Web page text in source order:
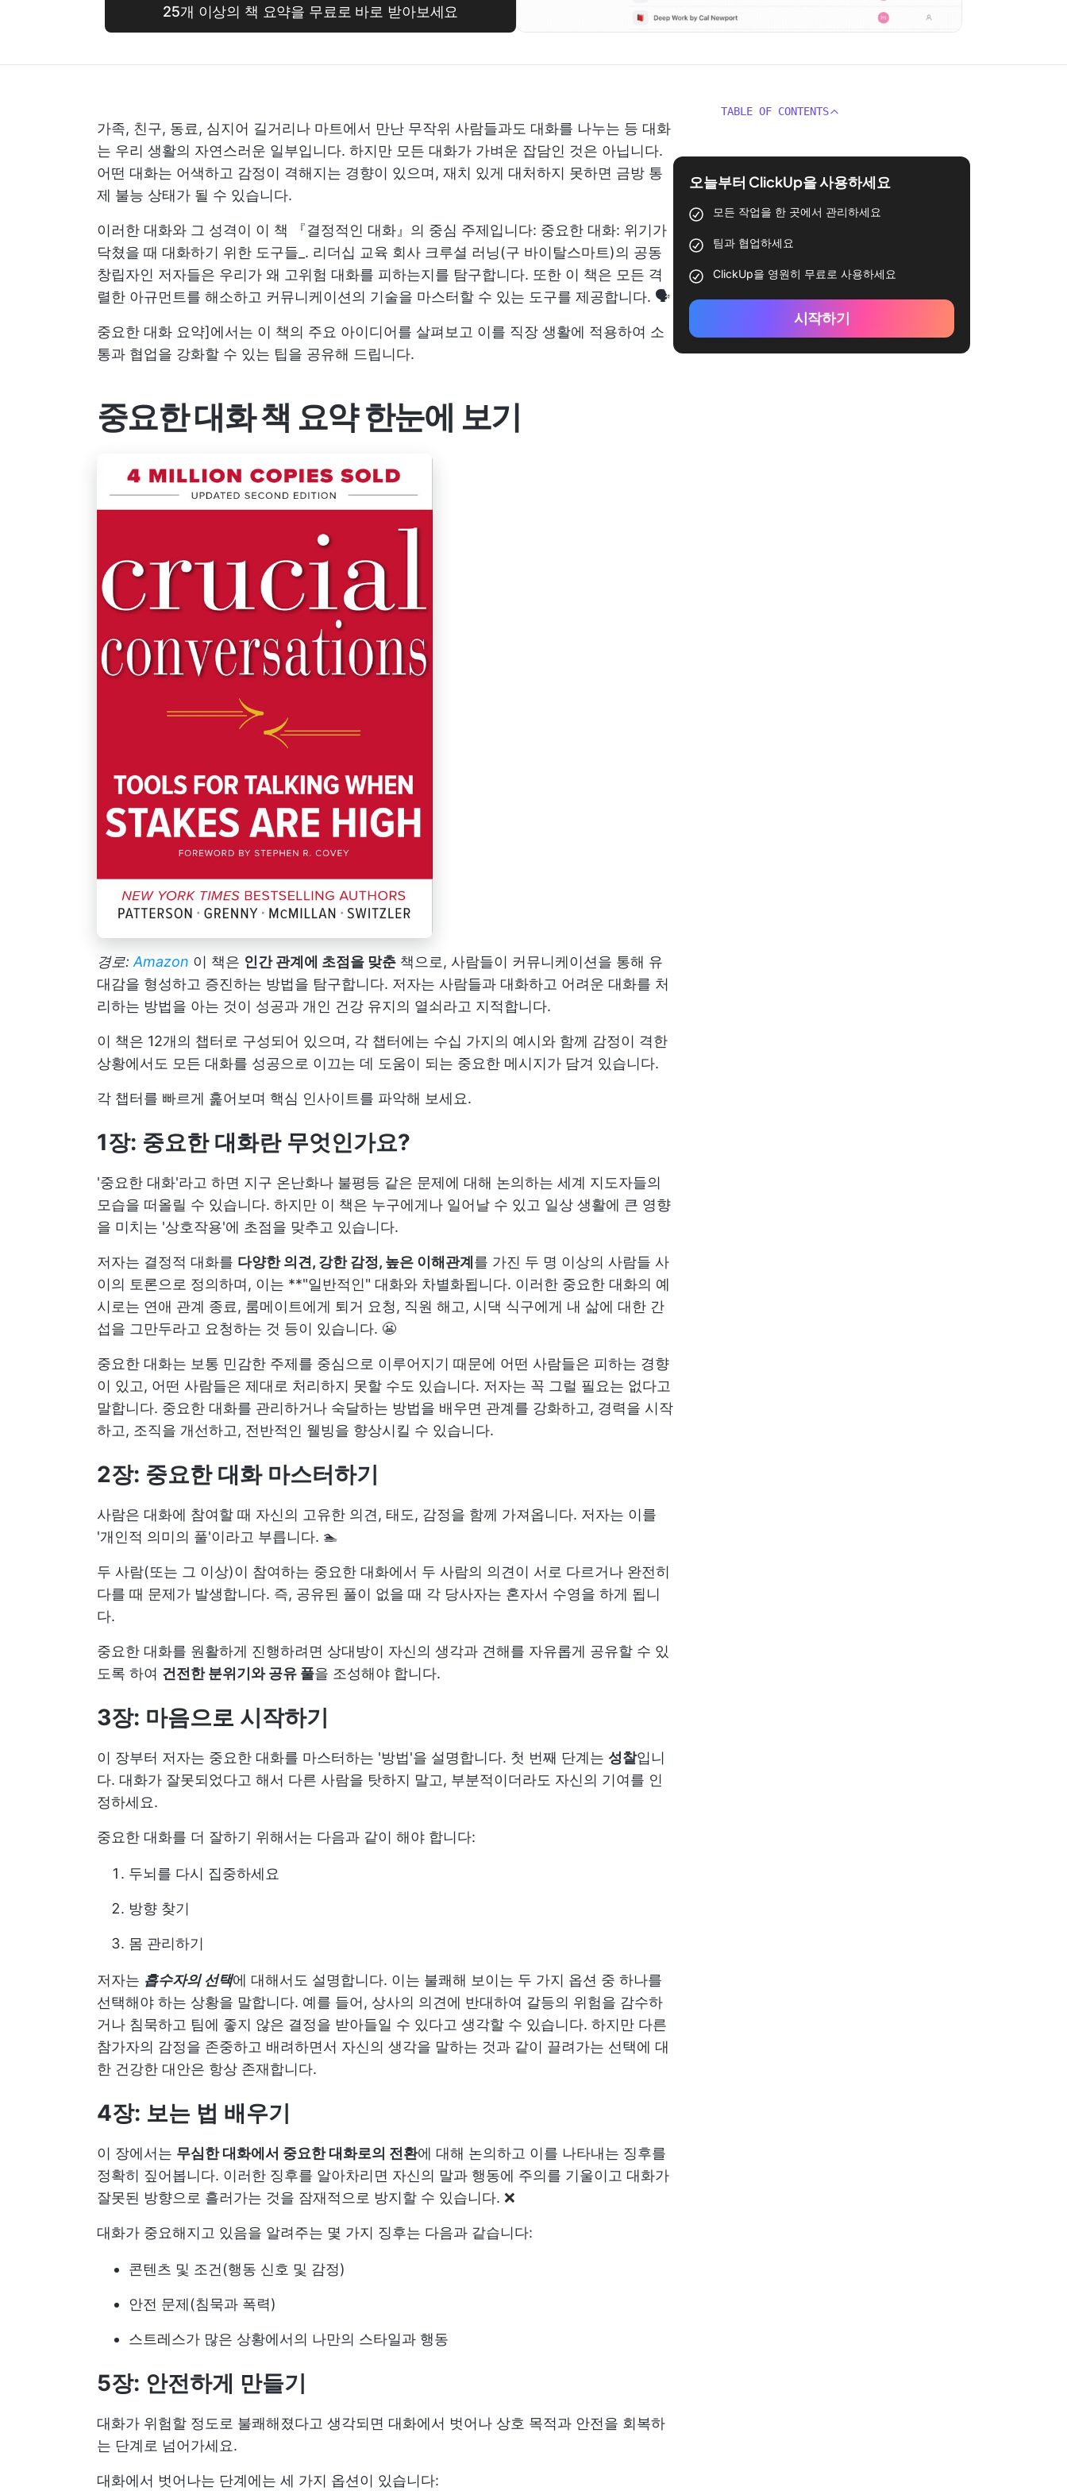
25개 이상의 책 요약을 무료로 바로 받아보세요
가족, 친구, 동료, 심지어 길거리나 마트에서 만난 무작위 사람들과도 대화를 나누는 등 대화
는 우리 생활의 자연스러운 일부입니다. 하지만 모든 대화가 가벼운 잡담인 것은 아닙니다.
어떤 대화는 어색하고 감정이 격해지는 경향이 있으며, 재치 있게 대처하지 못하면 금방 통
제 불능 상태가 될 수 있습니다.
이러한 대화와 그 성격이 이 책 『결정적인 대화』의 중심 주제입니다: 중요한 대화: 위기가
닥쳤을 때 대화하기 위한 도구들_. 리더십 교육 회사 크루셜 러닝(구 바이탈스마트)의 공동
창립자인 저자들은 우리가 왜 고위험 대화를 피하는지를 탐구합니다. 또한 이 책은 모든 격
렬한 아규먼트를 해소하고 커뮤니케이션의 기술을 마스터할 수 있는 도구를 제공합니다. 🗣️
중요한 대화 요약]에서는 이 책의 주요 아이디어를 살펴보고 이를 직장 생활에 적용하여 소
통과 협업을 강화할 수 있는 팁을 공유해 드립니다.
중요한 대화 책 요약 한눈에 보기
경로: Amazon 이 책은 인간 관계에 초점을 맞춘 책으로, 사람들이 커뮤니케이션을 통해 유
대감을 형성하고 증진하는 방법을 탐구합니다. 저자는 사람들과 대화하고 어려운 대화를 처
리하는 방법을 아는 것이 성공과 개인 건강 유지의 열쇠라고 지적합니다.
이 책은 12개의 챕터로 구성되어 있으며, 각 챕터에는 수십 가지의 예시와 함께 감정이 격한
상황에서도 모든 대화를 성공으로 이끄는 데 도움이 되는 중요한 메시지가 담겨 있습니다.
각 챕터를 빠르게 훑어보며 핵심 인사이트를 파악해 보세요.
1장: 중요한 대화란 무엇인가요?
'중요한 대화'라고 하면 지구 온난화나 불평등 같은 문제에 대해 논의하는 세계 지도자들의
모습을 떠올릴 수 있습니다. 하지만 이 책은 누구에게나 일어날 수 있고 일상 생활에 큰 영향
을 미치는 '상호작용'에 초점을 맞추고 있습니다.
저자는 결정적 대화를 다양한 의견, 강한 감정, 높은 이해관계 를 가진 두 명 이상의 사람들 사
이의 토론으로 정의하며, 이는 **"일반적인" 대화와 차별화됩니다. 이러한 중요한 대화의 예
시로는 연애 관계 종료, 룸메이트에게 퇴거 요청, 직원 해고, 시댁 식구에게 내 삶에 대한 간
섭을 그만두라고 요청하는 것 등이 있습니다. 😬
중요한 대화는 보통 민감한 주제를 중심으로 이루어지기 때문에 어떤 사람들은 피하는 경향
이 있고, 어떤 사람들은 제대로 처리하지 못할 수도 있습니다. 저자는 꼭 그럴 필요는 없다고
말합니다. 중요한 대화를 관리하거나 숙달하는 방법을 배우면 관계를 강화하고, 경력을 시작
하고, 조직을 개선하고, 전반적인 웰빙을 향상시킬 수 있습니다.
2장: 중요한 대화 마스터하기
사람은 대화에 참여할 때 자신의 고유한 의견, 태도, 감정을 함께 가져옵니다. 저자는 이를
'개인적 의미의 풀'이라고 부릅니다. 🏊
두 사람(또는 그 이상)이 참여하는 중요한 대화에서 두 사람의 의견이 서로 다르거나 완전히
다를 때 문제가 발생합니다. 즉, 공유된 풀이 없을 때 각 당사자는 혼자서 수영을 하게 됩니
다.
중요한 대화를 원활하게 진행하려면 상대방이 자신의 생각과 견해를 자유롭게 공유할 수 있
도록 하여 건전한 분위기와 공유 풀을 조성해야 합니다.
3장: 마음으로 시작하기
이 장부터 저자는 중요한 대화를 마스터하는 '방법'을 설명합니다. 첫 번째 단계는 성찰입니
다. 대화가 잘못되었다고 해서 다른 사람을 탓하지 말고, 부분적이더라도 자신의 기여를 인
정하세요.
중요한 대화를 더 잘하기 위해서는 다음과 같이 해야 합니다:
두뇌를 다시 집중하세요
방향 찾기
몸 관리하기
저자는 흡수자의 선택에 대해서도 설명합니다. 이는 불쾌해 보이는 두 가지 옵션 중 하나를
선택해야 하는 상황을 말합니다. 예를 들어, 상사의 의견에 반대하여 갈등의 위험을 감수하
거나 침묵하고 팀에 좋지 않은 결정을 받아들일 수 있다고 생각할 수 있습니다. 하지만 다른
참가자의 감정을 존중하고 배려하면서 자신의 생각을 말하는 것과 같이 끌려가는 선택에 대
한 건강한 대안은 항상 존재합니다.
4장: 보는 법 배우기
이 장에서는 무심한 대화에서 중요한 대화로의 전환에 대해 논의하고 이를 나타내는 징후를
정확히 짚어봅니다. 이러한 징후를 알아차리면 자신의 말과 행동에 주의를 기울이고 대화가
잘못된 방향으로 흘러가는 것을 잠재적으로 방지할 수 있습니다. ❌
대화가 중요해지고 있음을 알려주는 몇 가지 징후는 다음과 같습니다:
콘텐츠 및 조건(행동 신호 및 감정)
안전 문제(침묵과 폭력)
스트레스가 많은 상황에서의 나만의 스타일과 행동
5장: 안전하게 만들기
대화가 위험할 정도로 불쾌해졌다고 생각되면 대화에서 벗어나 상호 목적과 안전을 회복하
는 단계로 넘어가세요.
대화에서 벗어나는 단계에는 세 가지 옵션이 있습니다:
TABLE OF CONTENTS
오늘부터 ClickUp을 사용하세요
모든 작업을 한 곳에서 관리하세요
팀과 협업하세요
ClickUp을 영원히 무료로 사용하세요
시작하기